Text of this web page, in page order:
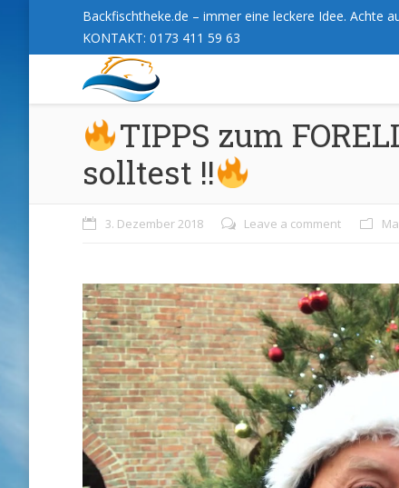
Backfischtheke.de – immer eine leckere Idee. Achte
KONTAKT: 0173 411 59 63
TIPPS zum
solltest !!
3. Dezember 2018 Leave a comment